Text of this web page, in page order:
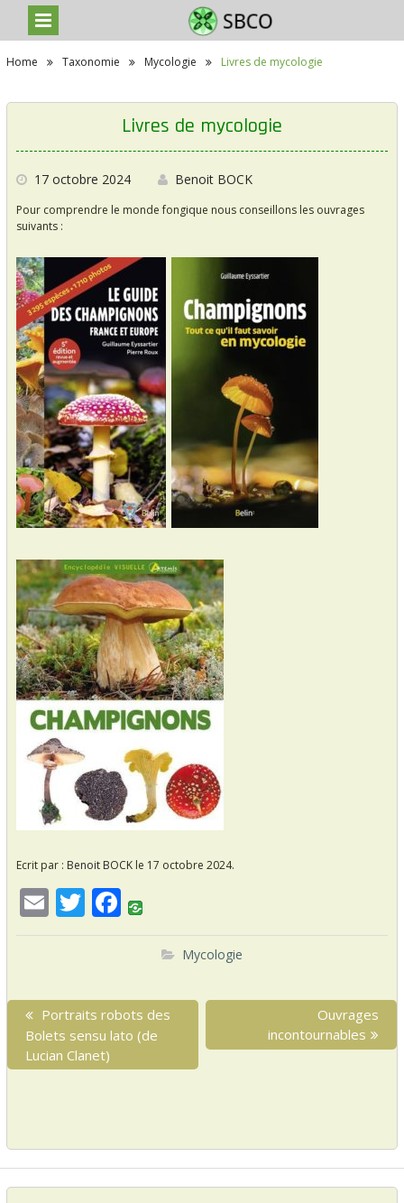
Home Taxonomie Mycologie Livres de mycologie
Livres de mycologie
17 octobre 2024 Benoit BOCK
Pour comprendre le monde fongique nous conseillons les ouvrages
suivants :
Ecrit par : Benoit BOCK le 17 octobre 2024.
E T F
o
o
k
Mycologie
N
i
t
i
P
r
e
v
s
p
o
Portraits robots des
Bolets sensu lato (de
Lucian Clanet)
N
e
x
t
:
Ouvrages
incontournables